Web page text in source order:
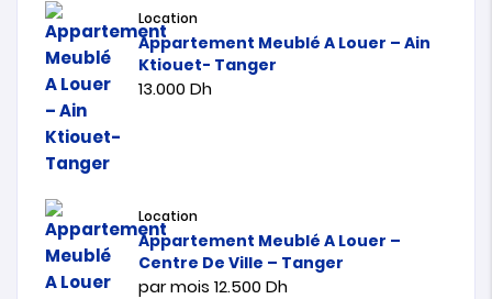
Location
Appartement Meublé A Louer – Ain
Ktiouet- Tanger
13.000 Dh
Location
Appartement Meublé A Louer –
Centre De Ville – Tanger
par mois 12.500 Dh